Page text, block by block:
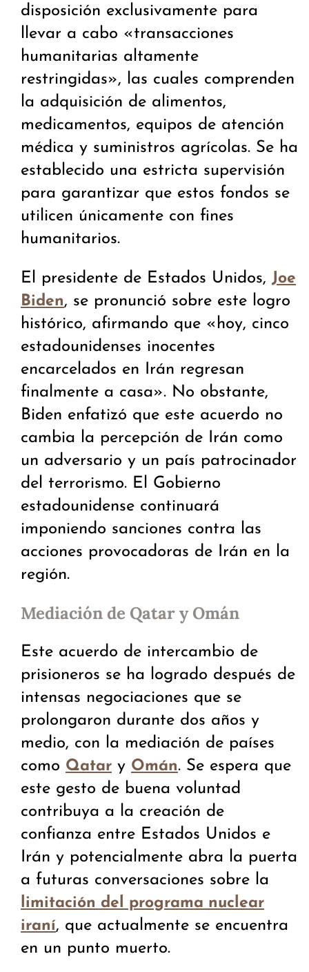
disposición exclusivamente para
llevar a cabo «transacciones
humanitarias altamente
restringidas», las cuales comprenden
la adquisición de alimentos,
medicamentos, equipos de atención
médica y suministros agrícolas. Se ha
establecido una estricta supervisión
para garantizar que estos fondos se
utilicen únicamente con fines
humanitarios.
El presidente de Estados Unidos, Joe
Biden, se pronunció sobre este logro
histórico, afirmando que «hoy, cinco
estadounidenses inocentes
encarcelados en Irán regresan
finalmente a casa». No obstante,
Biden enfatizó que este acuerdo no
cambia la percepción de Irán como
un adversario y un país patrocinador
del terrorismo. El Gobierno
estadounidense continuará
imponiendo sanciones contra las
acciones provocadoras de Irán en la
región.
Mediación de Qatar y Omán
Este acuerdo de intercambio de
prisioneros se ha logrado después de
intensas negociaciones que se
prolongaron durante dos años y
medio, con la mediación de países
como Qatar y Omán. Se espera que
este gesto de buena voluntad
contribuya a la creación de
confianza entre Estados Unidos e
Irán y potencialmente abra la puerta
a futuras conversaciones sobre la
limitación del programa nuclear
iraní, que actualmente se encuentra
en un punto muerto.